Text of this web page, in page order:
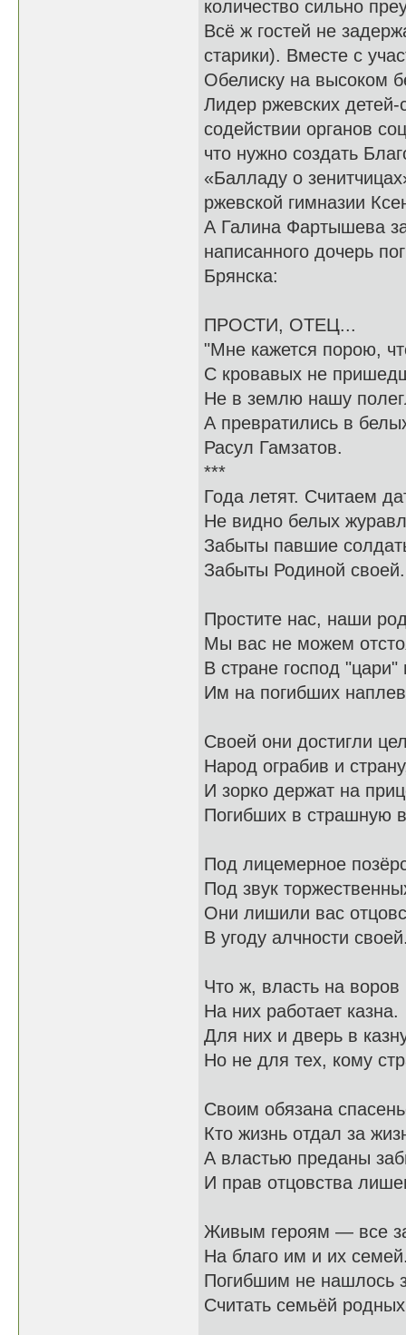
количество сильно
Всё ж гостей не
старики). Вместе с
Обелиску на высоком
Лидер ржевских
содействии органов
что нужно создать
«Балладу о
ржевской гимназии
А Галина Фартышева
написанного дочерь
Брянска:
ПРОСТИ, ОТЕЦ...
"Мне кажется порою,
С кровавых не
Не в землю нашу
А превратились в
Расул Гамзатов.
***
Года летят. Считаем
Не видно белых
Забыты павшие
Забыты Родиной своей.
Простите нас, наши
Мы вас не можем
В стране господ "цари"
Им на погибших
Своей они достигли
Народ ограбив и
И зорко держат на
Погибших в страшную
Под лицемерное
Под звук
Они лишили вас
В угоду алчности
Что ж, власть на
На них работает казна.
Для них и дверь в
Но не для тех, кому
Своим обязана
Кто жизнь отдал за
А властью преданы
И прав отцовства
Живым героям — все
На благо им и их
Погибшим не нашлось
Считать семьёй